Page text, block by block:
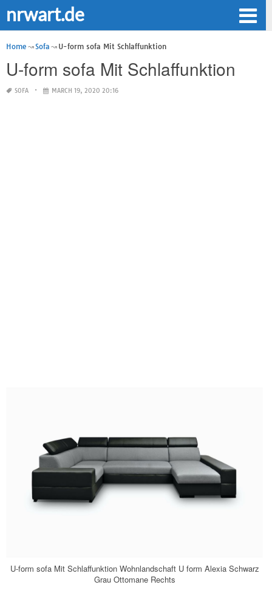
nrwart.de
Home Sofa U-form sofa Mit Schlaffunktion
U-form sofa Mit Schlaffunktion
SOFA MARCH 19, 2020 20:16
U-form sofa Mit Schlaffunktion Wohnlandschaft U form Alexia Schwarz
Grau Ottomane Rechts